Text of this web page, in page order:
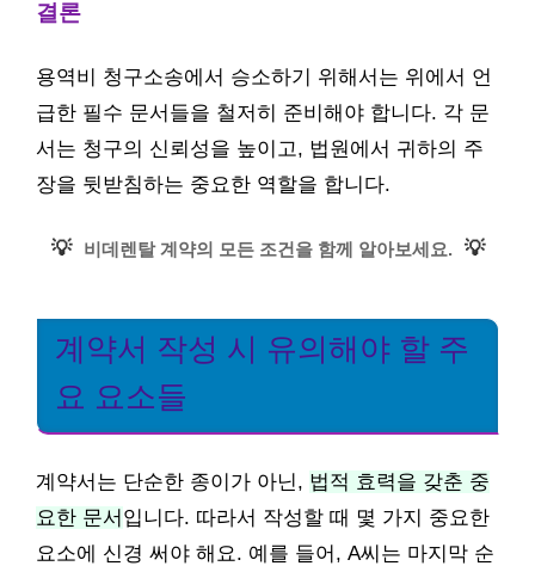
결론
용역비 청구소송에서 승소하기 위해서는 위에서 언
급한 필수 문서들을 철저히 준비해야 합니다. 각 문
서는 청구의 신뢰성을 높이고, 법원에서 귀하의 주
장을 뒷받침하는 중요한 역할을 합니다.
💡 비데렌탈 계약의 모든 조건을 함께 알아보세요. 💡
계약서 작성 시 유의해야 할 주
요 요소들
계약서는 단순한 종이가 아닌, 법적 효력을 갖춘 중
요한 문서 입니다. 따라서 작성할 때 몇 가지 중요한
요소에 신경 써야 해요. 예를 들어, A씨는 마지막 순